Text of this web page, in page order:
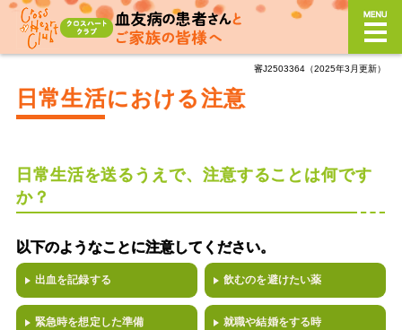
どんな症状？
日常生活における注意
サポート制度
季刊誌「Cross Heart」 バックナンバー
審J2503364（2025年3月更新）
日常生活における注意
日常生活を送るうえで、注意することは何です
か？
以下のようなことに注意してください。
出血を記録する 飲むのを避けたい薬
緊急時を想定した準備 就職や結婚をする時